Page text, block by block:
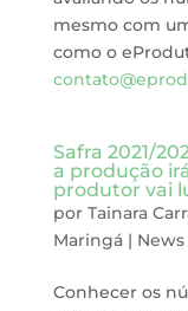
mesmo com
como o
Safra 2021/
a produção
produtor vai
por Tainara
Maringá| News
Conhecer os